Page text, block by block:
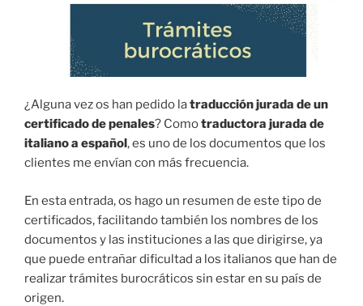
¿Alguna vez os han pedido latraducción jurada de un
certificado de penales? Comotraductora jurada de
italiano a español, es uno de los documentos que los
clientes me envían con más frecuencia.
En esta entrada, os hago un resumen de este tipo de
certificados, facilitando también los nombres de los
documentos y las instituciones a las que dirigirse, ya
que puede entrañar dificultad a los italianos que han de
realizar trámites burocráticos sin estar en su país de
origen.